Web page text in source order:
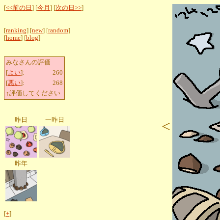
[<<前の日 ] [今月 ] [次の日>>]
[ranking] [new] [random]
[home] [blog]
みなさんの評価
[よい]:
260
[悪い]:
268
↑評価してください
昨日 一昨日
昨年
[+]
<